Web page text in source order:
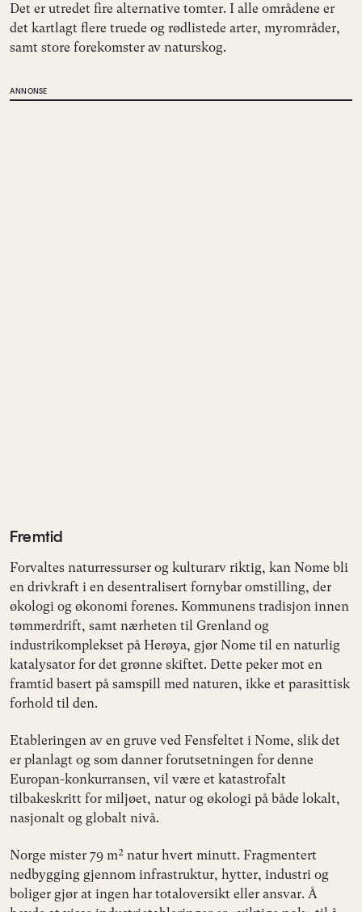
Det er utredet fire alternative tomter. I alle områdene er
det kartlagt flere truede og rødlistede arter, myrområder,
samt store forekomster av naturskog.
ANNONSE
Fremtid
Forvaltes naturressurser og kulturarv riktig, kan Nome bli
en drivkraft i en desentralisert fornybar omstilling, der
økologi og økonomi forenes. Kommunens tradisjon innen
tømmerdrift, samt nærheten til Grenland og
industrikomplekset på Herøya, gjør Nome til en naturlig
katalysator for det grønne skiftet. Dette peker mot en
framtid basert på samspill med naturen, ikke et parasittisk
forhold til den.
Etableringen av en gruve ved Fensfeltet i Nome, slik det
er planlagt og som danner forutsetningen for denne
Europan-konkurransen, vil være et katastrofalt
tilbakeskritt for miljøet, natur og økologi på både lokalt,
nasjonalt og globalt nivå.
Norge mister 79 m² natur hvert minutt. Fragmentert
nedbygging gjennom infrastruktur, hytter, industri og
boliger gjør at ingen har totaloversikt eller ansvar. Å